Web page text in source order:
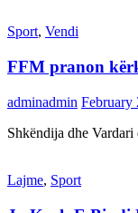
Sport, Vendi
FFM pranon
adminadmin February
Shkëndija dhe
Lajme, Sport